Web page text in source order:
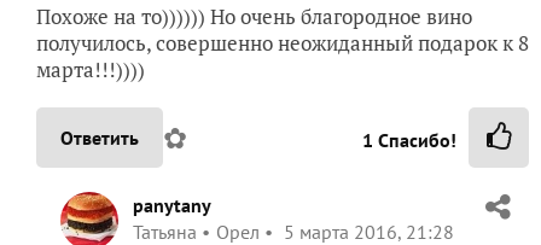
Похоже на то)))))) Но очень благородное вино
получилось, совершенно неожиданный подарок к 8
марта!!!))))
Ответить ✿ 1 Спасибо!
panytany
Татьяна
Орел 5 марта 2016, 21:28